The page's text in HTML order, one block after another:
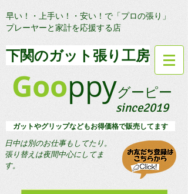
早い！・上手い！・安い！で「プロの張り」
プレーヤーと家計を応援する店
since2019
​下関のガット張り工房
Gooppyグーピー
​ ガットやグリップなどもお得価格で販売してます
日中は別のお仕事もしてたり。
​張り替えは夜間中心にしてま
す。